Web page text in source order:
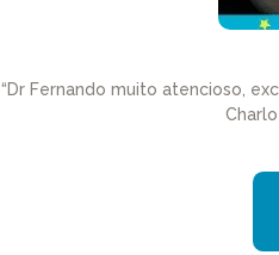
“Dr Fernando muito atencioso,